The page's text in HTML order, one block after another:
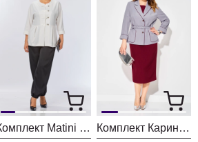
Комплект Matini 1.1825 Комплект Карина Делюкс 1382 сизый + бургунди